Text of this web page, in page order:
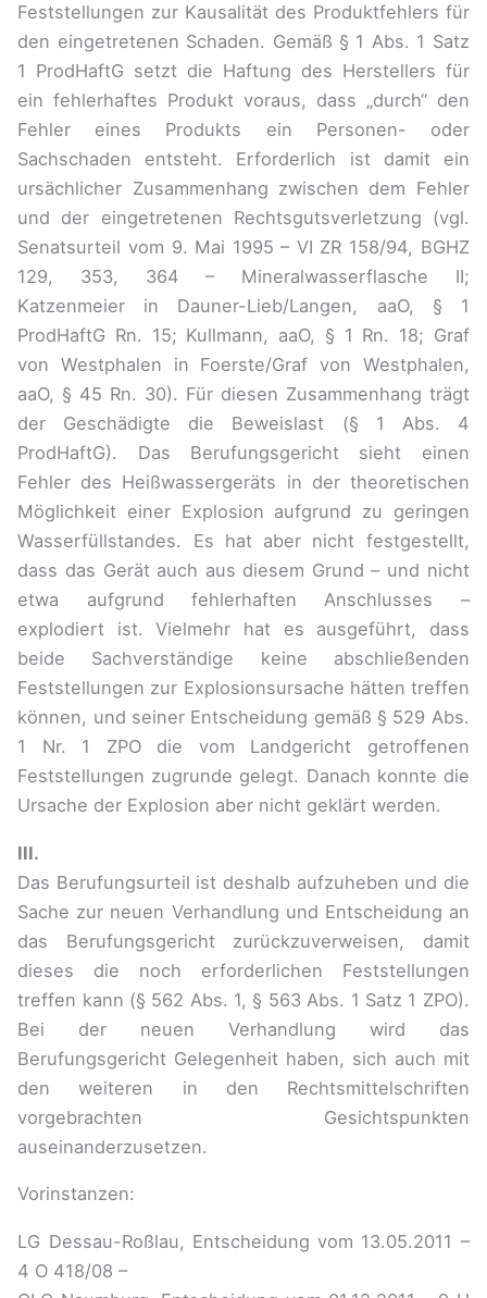
Feststellungen zur Kausalität des Produktfehlers für
den eingetretenen Schaden. Gemäß § 1 Abs. 1 Satz
1 ProdHaftG setzt die Haftung des Herstellers für
ein fehlerhaftes Produkt voraus, dass „durch“ den
Fehler eines Produkts ein Personen- oder
Sachschaden entsteht. Erforderlich ist damit ein
ursächlicher Zusammenhang zwischen dem Fehler
und der eingetretenen Rechtsgutsverletzung (vgl.
Senatsurteil vom 9. Mai 1995 – VI ZR 158/94, BGHZ
129, 353, 364 – Mineralwasserflasche II;
Katzenmeier in Dauner-Lieb/Langen, aaO, § 1
ProdHaftG Rn. 15; Kullmann, aaO, § 1 Rn. 18; Graf
von Westphalen in Foerste/Graf von Westphalen,
aaO, § 45 Rn. 30). Für diesen Zusammenhang trägt
der Geschädigte die Beweislast (§ 1 Abs. 4
ProdHaftG). Das Berufungsgericht sieht einen
Fehler des Heißwassergeräts in der theoretischen
Möglichkeit einer Explosion aufgrund zu geringen
Wasserfüllstandes. Es hat aber nicht festgestellt,
dass das Gerät auch aus diesem Grund – und nicht
etwa aufgrund fehlerhaften Anschlusses –
explodiert ist. Vielmehr hat es ausgeführt, dass
beide Sachverständige keine abschließenden
Feststellungen zur Explosionsursache hätten treffen
können, und seiner Entscheidung gemäß § 529 Abs.
1 Nr. 1 ZPO die vom Landgericht getroffenen
Feststellungen zugrunde gelegt. Danach konnte die
Ursache der Explosion aber nicht geklärt werden.
III.
Das Berufungsurteil ist deshalb aufzuheben und die
Sache zur neuen Verhandlung und Entscheidung an
das Berufungsgericht zurückzuverweisen, damit
dieses die noch erforderlichen Feststellungen
treffen kann (§ 562 Abs. 1, § 563 Abs. 1 Satz 1 ZPO).
Bei der neuen Verhandlung wird das
Berufungsgericht Gelegenheit haben, sich auch mit
den weiteren in den Rechtsmittelschriften
vorgebrachten Gesichtspunkten
auseinanderzusetzen.
Vorinstanzen:
LG Dessau-Roßlau, Entscheidung vom 13.05.2011 –
4 O 418/08 –